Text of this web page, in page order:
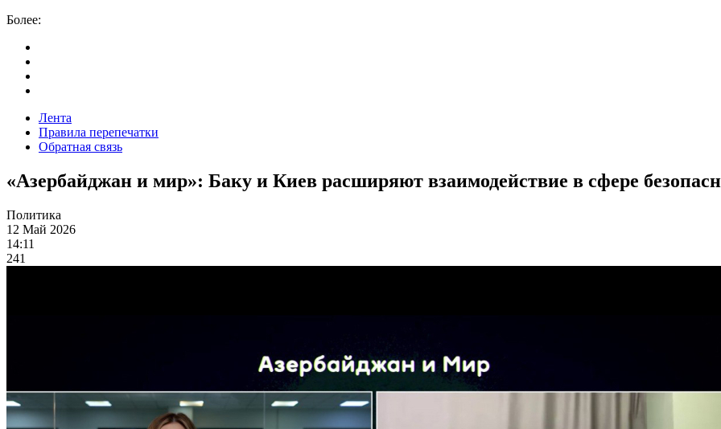
Более:
Лента
Правила перепечатки
Обратная связь
«Азербайджан и мир»: Баку и Киев расширяют взаимодействие в сфере
Политика
12 Май 2026
14:11
241